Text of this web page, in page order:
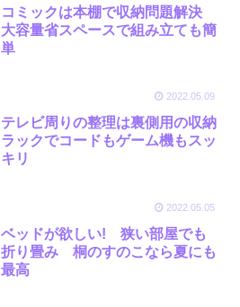
コミックは本棚で収納問題解決
大容量省スペースで組み立ても簡
単
2022.05.09
テレビ周りの整理は裏側用の収納
ラックでコードもゲーム機もスッ
キリ
2022.05.05
ベッドが欲しい! 狭い部屋でも
折り畳み 桐のすのこなら夏にも
最高